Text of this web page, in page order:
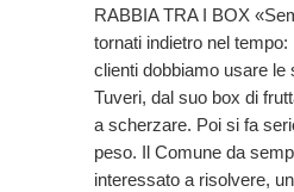
RABBIA TRA I BOX
tornati indietro nel tempo:
clienti dobbiamo usare le
Tuveri, dal suo box di
a scherzare. Poi si fa
peso. Il Comune da
interessato a risolvere,